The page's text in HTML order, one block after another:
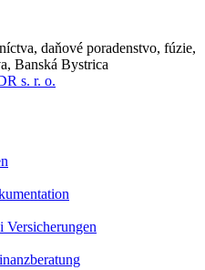
daňové poradenstvo, fúzie,
Banská Bystrica
Versicherungen